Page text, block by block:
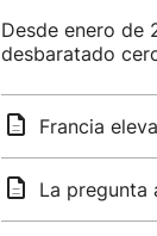
Desde enero de
desbaratado
Francia
La pregunta